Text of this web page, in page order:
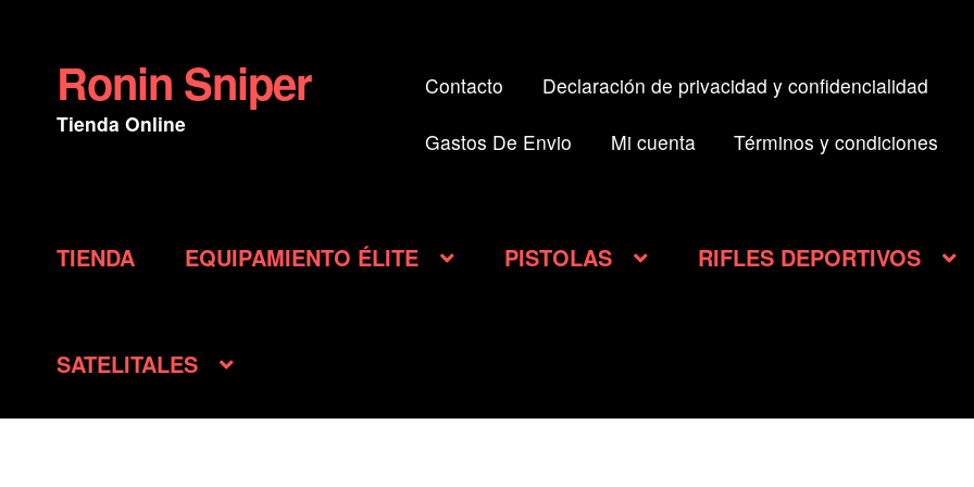
Ir
a
la
Ir
al
contenido
Ronin Sniper
Tienda Online
Contacto Declaración de privacidad y confidencialidad
Gastos De Envio Mi cuenta Términos y condiciones
TIENDA EQUIPAMIENTO ÉLITE PISTOLAS RIFLES DEPORTIVOS
SATELITALES